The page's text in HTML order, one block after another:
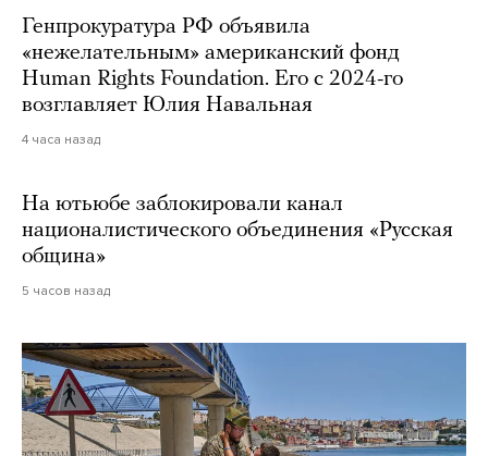
Генпрокуратура РФ объявила
«нежелательным» американский фонд
Human Rights Foundation. Его с 2024-го
возглавляет Юлия Навальная
4 часа назад
На ютьюбе заблокировали канал
националистического объединения «Русская
община»
5 часов назад